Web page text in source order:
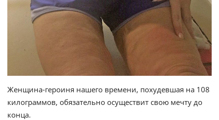
Женщина-героиня нашего времени, похудевшая на 108
килограммов, обязательно осуществит свою мечту до
конца.